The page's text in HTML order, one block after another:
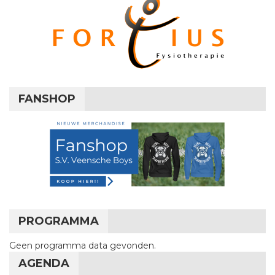
FANSHOP
PROGRAMMA
Geen programma data gevonden.
AGENDA